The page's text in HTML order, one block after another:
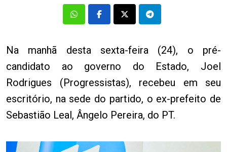
Na manhã desta sexta-feira (24), o pré-
candidato ao governo do Estado, Joel
Rodrigues (Progressistas), recebeu em seu
escritório, na sede do partido, o ex-prefeito de
Sebastião Leal, Ângelo Pereira, do PT.